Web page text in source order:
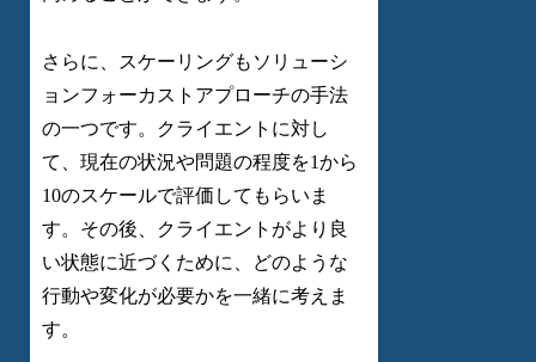
さらに、スケーリングもソリューシ
ョンフォーカストアプローチの手法
の一つです。クライエントに対し
て、現在の状況や問題の程度を1から
10のスケールで評価してもらいま
す。その後、クライエントがより良
い状態に近づくために、どのような
行動や変化が必要かを一緒に考えま
す。